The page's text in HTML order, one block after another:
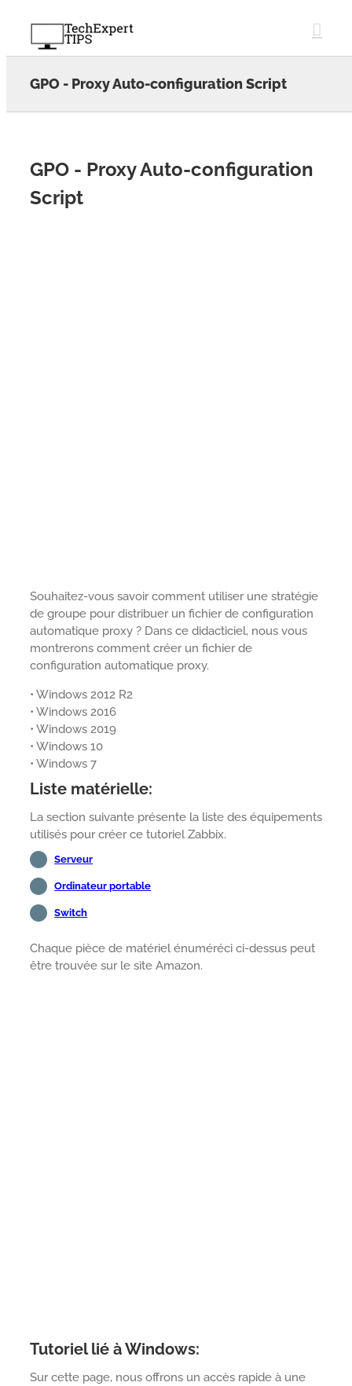
content
GPO - Proxy Auto-configuration Script
GPO - Proxy Auto-configuration
Script
Souhaitez-vous savoir comment utiliser une stratégie
de groupe pour distribuer un fichier de configuration
automatique proxy ? Dans ce didacticiel, nous vous
montrerons comment créer un fichier de
configuration automatique proxy.
• Windows 2012 R2
• Windows 2016
• Windows 2019
• Windows 10
• Windows 7
Liste matérielle:
La section suivante présente la liste des équipements
utilisés pour créer ce tutoriel Zabbix.
Serveur
Ordinateur portable
Switch
Chaque pièce de matériel énuméréci ci-dessus peut
être trouvée sur le site Amazon.
Tutoriel lié à Windows:
Sur cette page, nous offrons un accès rapide à une